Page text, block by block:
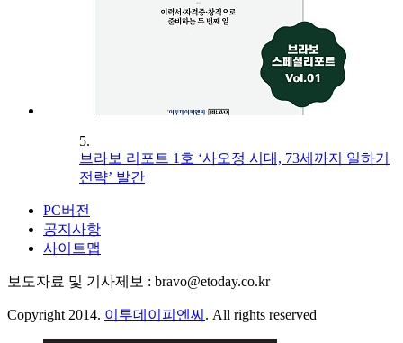
5.
브라보 리포트 1호 ‘사오정 시대, 73세까지 일하기
전략’ 발간
PC버전
공지사항
사이트맵
보도자료 및 기사제보 : bravo@etoday.co.kr
Copyright 2014. 이투데이피엔씨 . All rights reserved